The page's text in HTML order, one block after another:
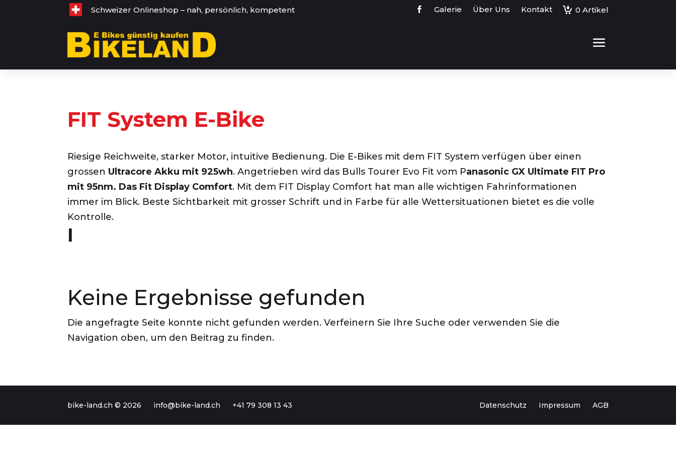
Schweizer Onlineshop – nah, persönlich, kompetent Galerie Über Uns Kontakt 0 Artikel
FIT System E-Bike
Riesige Reichweite, starker Motor, intuitive Bedienung. Die E-Bikes mit dem FIT System verfügen über einen
grossen Ultracore Akku mit 925wh. Angetrieben wird das Bulls Tourer Evo Fit vom Panasonic GX Ultimate FIT Pro
mit 95nm. Das Fit Display Comfort. Mit dem FIT Display Comfort hat man alle wichtigen Fahrinformationen
immer im Blick. Beste Sichtbarkeit mit grosser Schrift und in Farbe für alle Wettersituationen bietet es die volle
Kontrolle.
I
Keine Ergebnisse gefunden
Die angefragte Seite konnte nicht gefunden werden. Verfeinern Sie Ihre Suche oder verwenden Sie die
Navigation oben, um den Beitrag zu finden.
bike-land.ch © 2026 info@bike-land.ch +41 79 308 13 43 AGB
Impressum
Datenschutz